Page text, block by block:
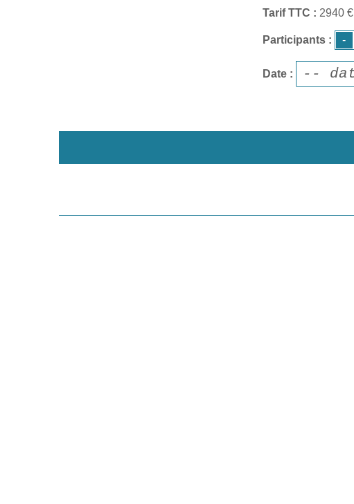
Tarif TTC 2940 €
Participants
Date